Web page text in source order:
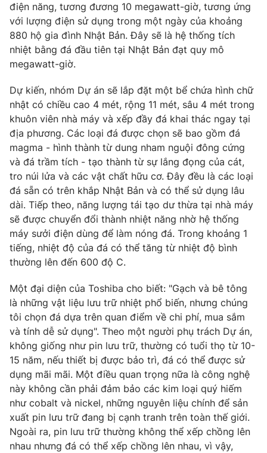
Video Shorts video
VTV Money VTV Thể thao
VTV Sức khoẻ Bất động sản
Thị trường 24h Tấm lòng Việt
VTV4 Vươn mình bằng AI
VTV9 VTV8
Liên hệ tòa soạn English
THỜI BÁO VTV
Theo dõi báo trên
Cơ quan chủ quản: Đài Truyền hình Việt Nam
Cơ quan báo chí:Thời báo VTV
Giấy phép hoạt động báo in và báo điện tử số 483/GP-BTTTT
cấp ngày 29/12/2023
Tổng Biên tập:Vũ Thanh Thủy
Phó Tổng Biên tập: Nguyễn Thị Mỹ Hạnh, Phạm Quốc Thắng,
Nguyễn Trọng Ninh
điện năng, tương đương 10 megawatt-giờ, tương ứng
với lượng điện sử dụng trong một ngày của khoảng
880 hộ gia đình Nhật Bản. Đây sẽ là hệ thống tích
nhiệt bằng đá đầu tiên tại Nhật Bản đạt quy mô
megawatt-giờ.
Dự kiến, nhóm Dự án sẽ lắp đặt một bể chứa hình chữ
nhật có chiều cao 4 mét, rộng 11 mét, sâu 4 mét trong
khuôn viên nhà máy và xếp đầy đá khai thác ngay tại
địa phương. Các loại đá được chọn sẽ bao gồm đá
magma - hình thành từ dung nham nguội đông cứng
và đá trầm tích - tạo thành từ sự lắng đọng của cát,
tro núi lửa và các vật chất hữu cơ. Đây đều là các loại
đá sẵn có trên khắp Nhật Bản và có thể sử dụng lâu
dài. Tiếp theo, năng lượng tái tạo dư thừa tại nhà máy
sẽ được chuyển đổi thành nhiệt năng nhờ hệ thống
máy sưởi điện dùng để làm nóng đá. Trong khoảng 1
tiếng, nhiệt độ của đá có thể tăng từ nhiệt độ bình
thường lên đến 600 độ C.
Một đại diện của Toshiba cho biết: "Gạch và bê tông
là những vật liệu lưu trữ nhiệt phổ biến, nhưng chúng
tôi chọn đá dựa trên quan điểm về chi phí, mua sắm
và tính dễ sử dụng". Theo một người phụ trách Dự án,
không giống như pin lưu trữ, thường có tuổi thọ từ 10-
15 năm, nếu thiết bị được bảo trì, đá có thể được sử
dụng mãi mãi. Một điều quan trọng nữa là công nghệ
này không cần phải đảm bảo các kim loại quý hiếm
như cobalt và nickel, những nguyên liệu chính để sản
xuất pin lưu trữ đang bị cạnh tranh trên toàn thế giới.
Ngoài ra, pin lưu trữ thường không thể xếp chồng lên
nhau nhưng đá có thể xếp chồng lên nhau, vì vậy,